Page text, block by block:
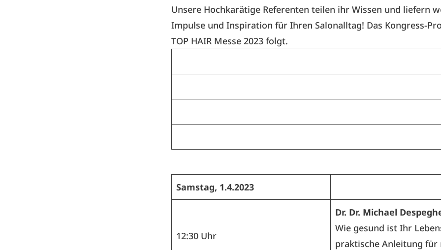
Unsere Hochkarätige Referenten teilen ihr Wissen und liefern
Impulse und Inspiration für Ihren Salonalltag! Das Kongress-
TOP HAIR Messe 2023 folgt.
Samstag, 1.4.2023
12:30 Uhr
Dr. Dr. Michael
Wie gesund ist Ihr
praktische Anleitung für